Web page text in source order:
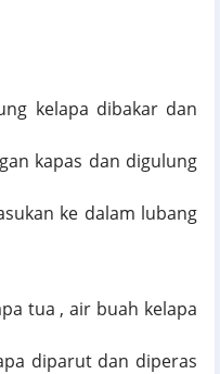
kelapa dibakar dan
kapas dan digulung
ke dalam lubang
tua , air buah kelapa
diparut dan diperas